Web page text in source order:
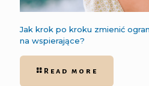
Jak krok po kroku zmienić
na wspierające?
Read more